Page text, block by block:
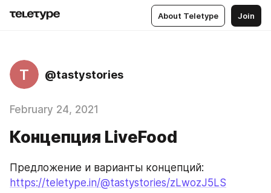
About Teletype Join
T @tastystories
February 24, 2021
Концепция LiveFood
https://teletype.in/@tastystories/zLwozJ5LS